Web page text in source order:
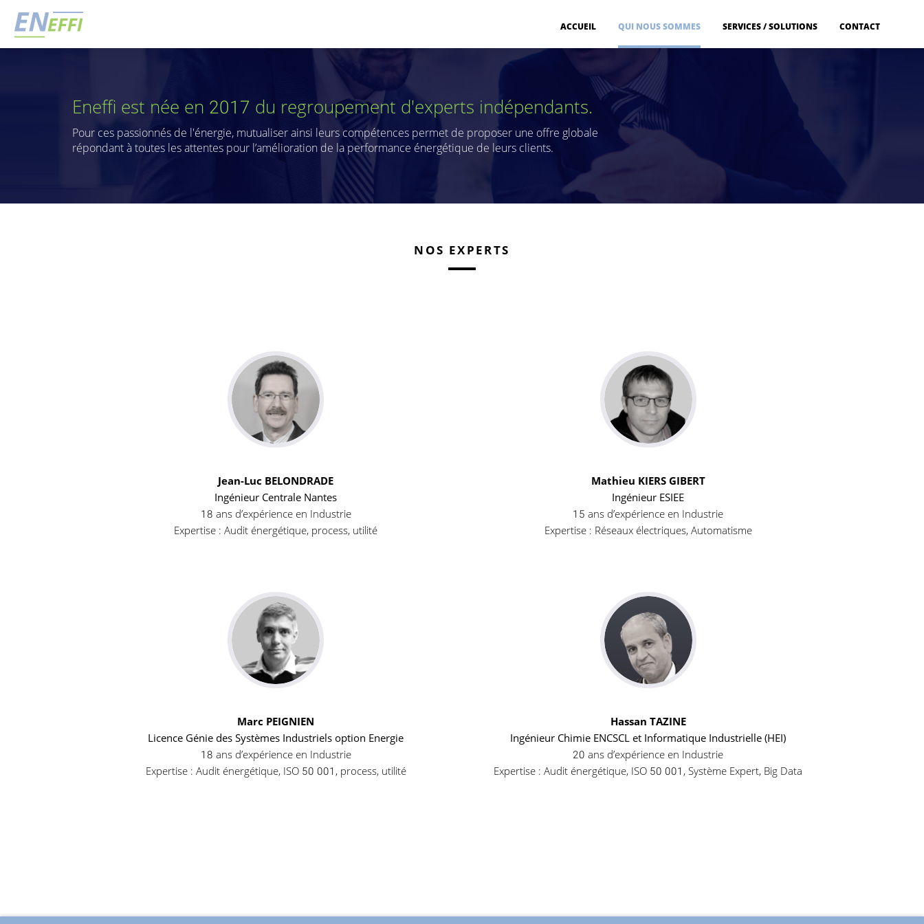
ACCUEIL QUI NOUS SOMMES SERVICES / SOLUTIONS CONTACT
Eneffi est née en 2017 du regroupement d'experts indépendants.
Pour ces passionnés de l'énergie, mutualiser ainsi leurs compétences permet de proposer une offre globale
répondant à toutes les attentes pour l’amélioration de la performance énergétique de leurs clients.
NOS EXPERTS
Jean-Luc BELONDRADE
Ingénieur Centrale Nantes
18 ans d’expérience en Industrie
Expertise : Audit énergétique, process, utilité
Mathieu KIERS GIBERT
Ingénieur ESIEE
15 ans d’expérience en Industrie
Expertise : Réseaux électriques, Automatisme
Marc PEIGNIEN
Licence Génie des Systèmes Industriels option Energie
18 ans d’expérience en Industrie
Expertise : Audit énergétique, ISO 50 001, process, utilité
Hassan TAZINE
Ingénieur Chimie ENCSCL et Informatique Industrielle (HEI)
20 ans d’expérience en Industrie
Expertise : Audit énergétique, ISO 50 001, Système Expert, Big Data